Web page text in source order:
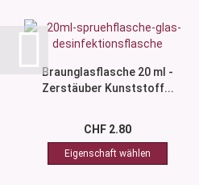
Braunglasflasche 20 ml -
Zerstäuber Kunststoff...
CHF 2.80